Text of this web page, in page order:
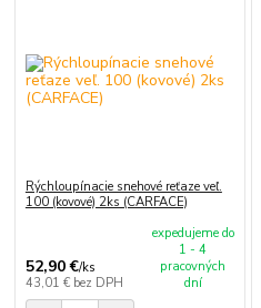
Rýchloupínacie snehové reťaze veľ.
100 (kovové) 2ks (CARFACE)
52,90 €/ks
43,01 € bez DPH
expedujeme do
1 - 4
pracovných
dní